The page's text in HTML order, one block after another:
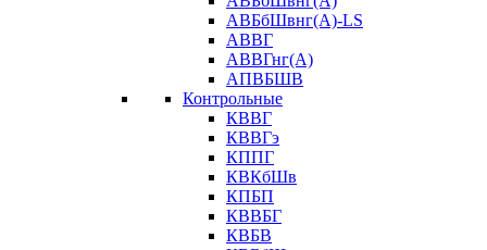
АВБбШвнг(А)-LS
АВВГ
АВВГнг(А)
АПВБШВ
Контрольные
КВВГ
КВВГэ
КППГ
КВКбШв
КПБП
КВВБГ
КВБВ